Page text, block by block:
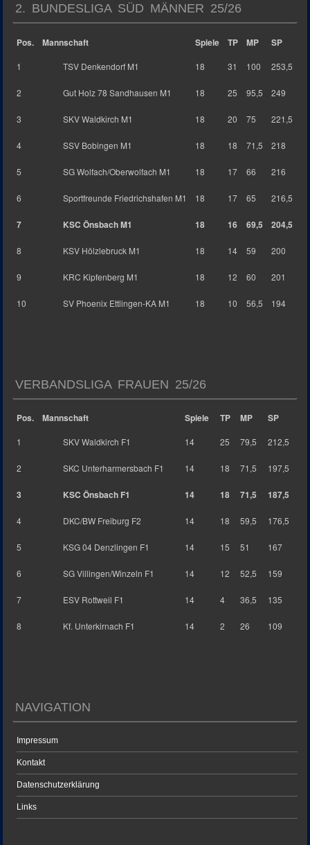
2. BUNDESLIGA SÜD MÄNNER 25/26
Pos. Mannschaft Spiele TP MP SP
1 TSV Denkendorf M1 18 31 100 253,5
2 Gut Holz 78 Sandhausen M1 18 25 95,5 249
3 SKV Waldkirch M1 18 20 75 221,5
4 SSV Bobingen M1 18 18 71,5 218
5 SG Wolfach/Oberwolfach M1 18 17 66 216
6 Sportfreunde Friedrichshafen M1 18 17 65 216,5
7 KSC Önsbach M1 18 16 69,5 204,5
8 KSV Hölzlebruck M1 18 14 59 200
9 KRC Kipfenberg M1 18 12 60 201
10 SV Phoenix Ettlingen-KA M1 18 10 56,5 194
VERBANDSLIGA FRAUEN 25/26
Pos. Mannschaft Spiele TP MP SP
1 SKV Waldkirch F1 14 25 79,5 212,5
2 SKC Unterharmersbach F1 14 18 71,5 197,5
3 KSC Önsbach F1 14 18 71,5 187,5
4 DKC/BW Freiburg F2 14 18 59,5 176,5
5 KSG 04 Denzlingen F1 14 15 51 167
6 SG Villingen/Winzeln F1 14 12 52,5 159
7 ESV Rottweil F1 14 4 36,5 135
8 Kf. Unterkirnach F1 14 2 26 109
NAVIGATION
Impressum
Kontakt
Datenschutzerklärung
Links